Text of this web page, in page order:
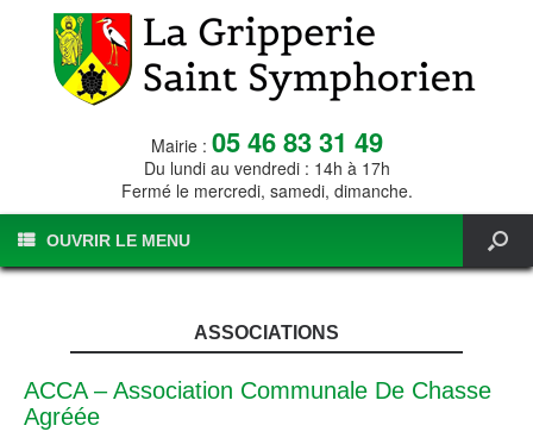
Mairie : 05 46 83 31 49
Du lundi au vendredi : 14h à 17h
Fermé le mercredi, samedi, dimanche.
OUVRIR LE MENU
ASSOCIATIONS
ACCA – Association Communale De Chasse
Agréée